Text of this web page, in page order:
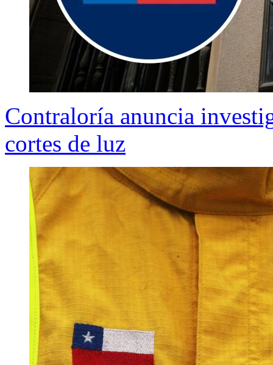
Contraloría anuncia
cortes de luz